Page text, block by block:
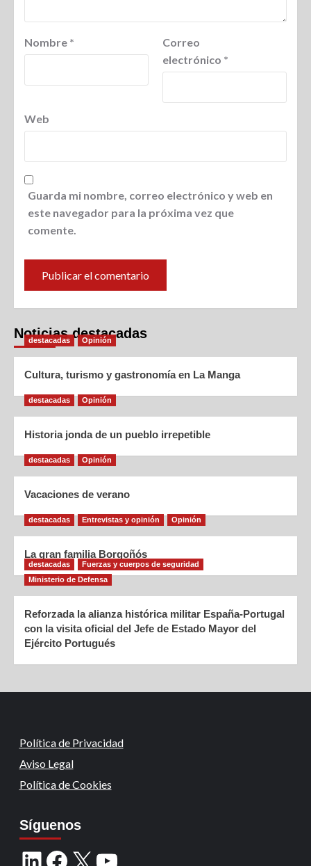
Nombre *
Correo
electrónico *
Web
Guarda mi nombre, correo electrónico y web en
este navegador para la próxima vez que
comente.
Noticias destacadas
destacadas Opinión
Cultura, turismo y gastronomía en La Manga
destacadas Opinión
Historia jonda de un pueblo irrepetible
destacadas Opinión
Vacaciones de verano
destacadas Entrevistas y opinión Opinión
La gran familia Borgoñós
destacadas
Fuerzas y cuerpos de seguridad
Ministerio de Defensa
Reforzada la alianza histórica militar España-Portugal
con la visita oficial del Jefe de Estado Mayor del
Ejército Portugués
Política de Privacidad
Aviso Legal
Política de Cookies
Síguenos